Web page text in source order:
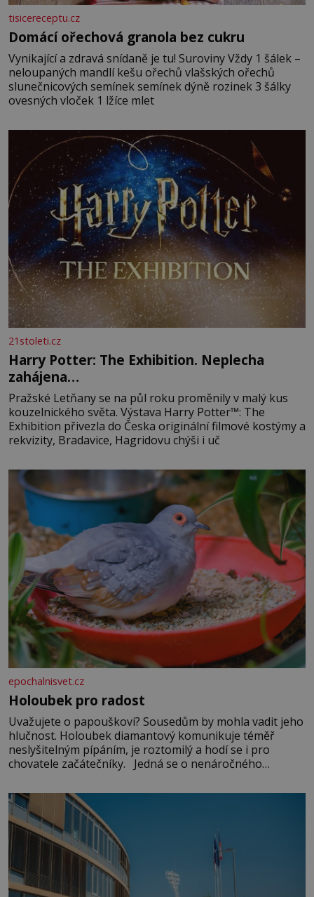
tisicereceptu.cz
Domácí ořechová granola bez cukru
Vynikající a zdravá snídaně je tu! Suroviny Vždy 1 šálek –
neloupaných mandlí kešu ořechů vlašských ořechů
slunečnicových semínek semínek dýně rozinek 3 šálky
ovesných vloček 1 lžíce mlet
21stoleti.cz
Harry Potter: The Exhibition. Neplecha
zahájena…
Pražské Letňany se na půl roku proměnily v malý kus
kouzelnického světa. Výstava Harry Potter™: The
Exhibition přivezla do Česka originální filmové kostýmy a
rekvizity, Bradavice, Hagridovu chýši i uč
epochalnisvet.cz
Holoubek pro radost
Uvažujete o papouškovi? Sousedům by mohla vadit jeho
hlučnost. Holoubek diamantový komunikuje téměř
neslyšitelným pípáním, je roztomilý a hodí se i pro
chovatele začátečníky. Jedná se o nenáročného
času tráví na zemi, kde sbírá zbytky semínek Jeho
domovinou je prakticky celá Austrálie s výjimkou
pobřežní oblasti.